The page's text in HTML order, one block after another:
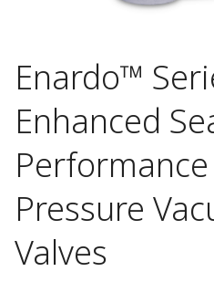
Enardo™
Enhanced
Pressure
Valves